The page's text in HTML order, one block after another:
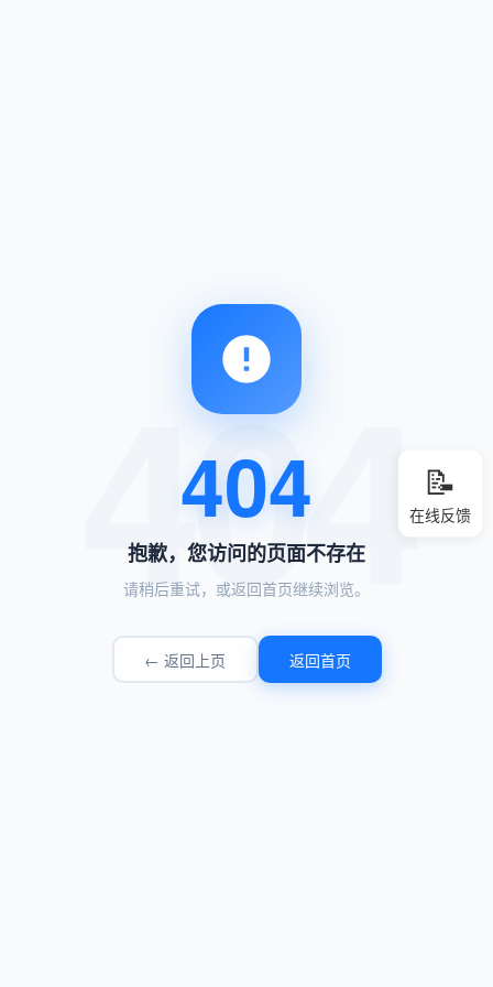
404
抱歉，您访问的页面不存在
请稍后重试，或返回首页继续浏览。
← 返回上页 返回首页
📝
在线反馈